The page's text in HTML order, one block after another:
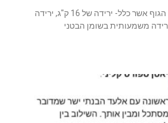
שינוי איכותי בהרכב הגוף אשר כלל- ירידה של 16 ק"ג, ירידה